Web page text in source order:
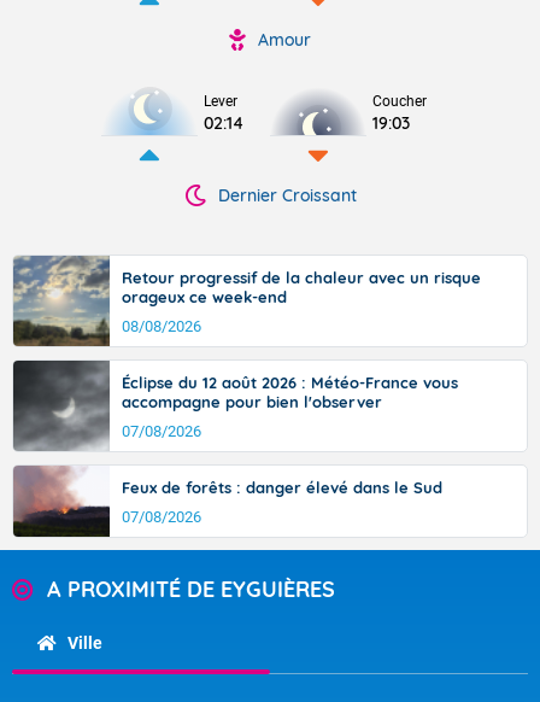
Amour
Lever
02:14
Coucher
19:03
Dernier Croissant
Retour progressif de la chaleur avec un risque
orageux ce week-end
08/08/2026
Éclipse du 12 août 2026 : Météo-France vous
accompagne pour bien l'observer
07/08/2026
Feux de forêts : danger élevé dans le Sud
07/08/2026
A PROXIMITÉ DE EYGUIÈRES
Ville